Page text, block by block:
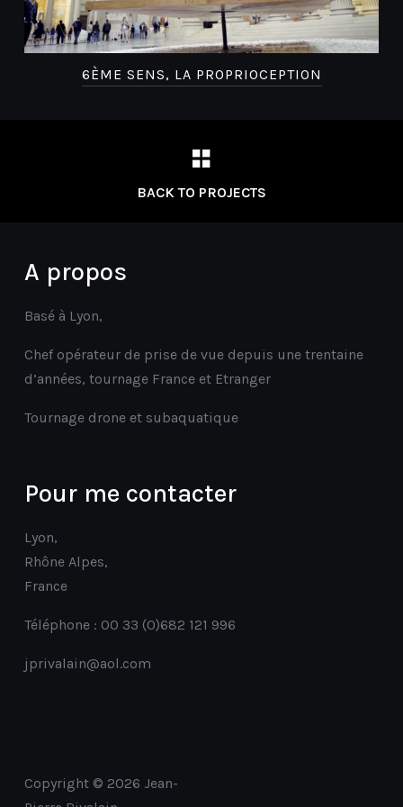
6ÈME SENS, LA PROPRIOCEPTION
BACK TO PROJECTS
A propos
Basé à Lyon,
Chef opérateur de prise de vue depuis une trentaine
d’années, tournage France et Etranger
Tournage drone et subaquatique
Pour me contacter
Lyon,
Rhône Alpes,
France
Téléphone : 00 33 (0)682 121 996
jprivalain@aol.com
Copyright © 2026 Jean-